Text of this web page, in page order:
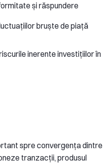
și răspundere
bruște de piață
inerente investițiilor în
spre convergența dintre
tranzacții, produsul